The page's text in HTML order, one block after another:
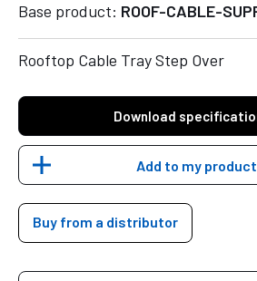
Base product: ROOF-CABLE-
Rooftop Cable Tray Step Over
Download
Add to my
Buy from a distributor